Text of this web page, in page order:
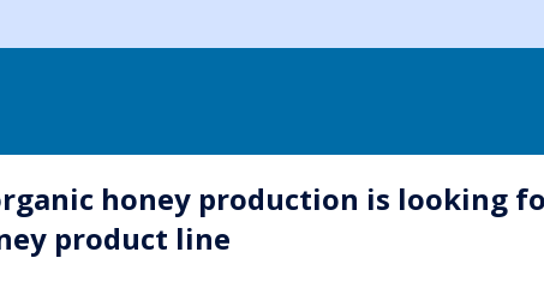
honey production is looking
product line